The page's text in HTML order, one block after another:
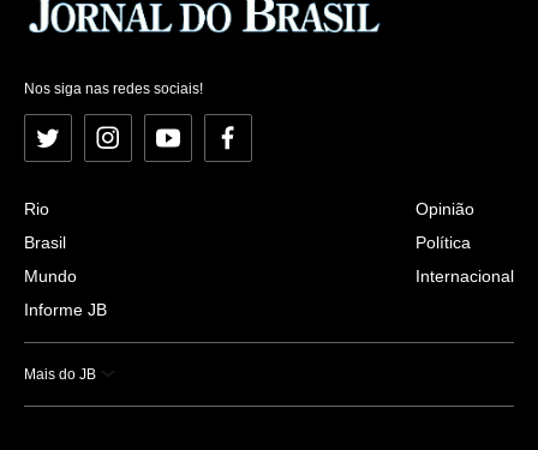
Nos siga nas redes sociais!
Twitter InstagramYouTubeFacebook
Rio
Brasil
Mundo
Informe JB
Opinião
Política
Internacional
Mais do JB
Esportes